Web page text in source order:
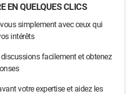
EN QUELQUES CLICS
simplement avec ceux qui
intérêts
facilement et obtenez
votre expertise et aidez les